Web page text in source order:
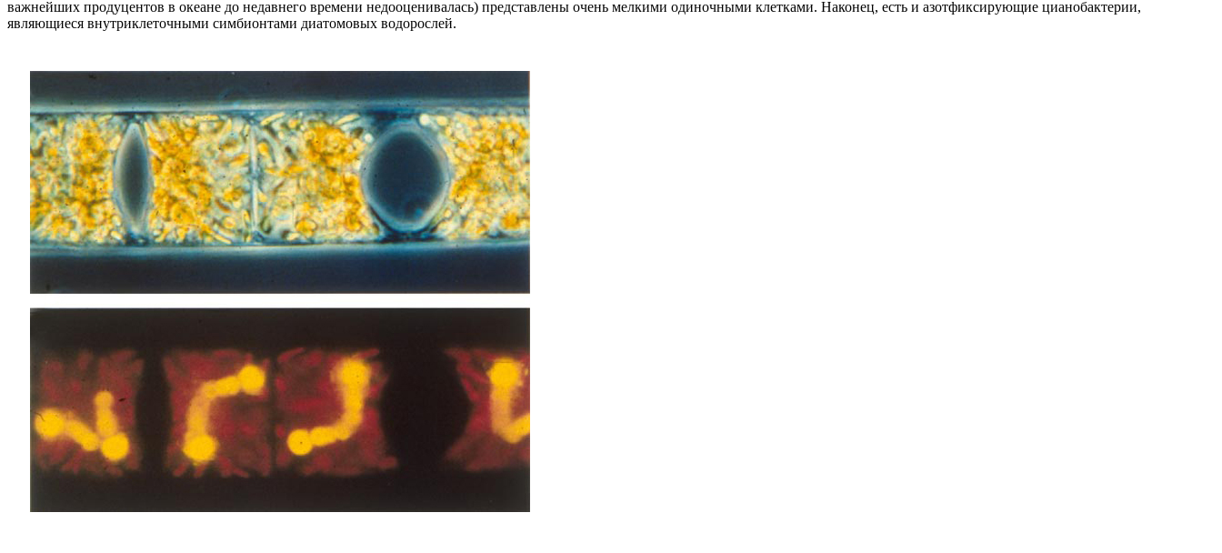
важнейших продуцентов в океане до недавнего времени недооценивалась) представлены очень мелкими одиночными клетками. Наконец, есть и азотфиксирующие цианобактерии,
являющиеся внутриклеточными симбионтами диатомовых водорослей.